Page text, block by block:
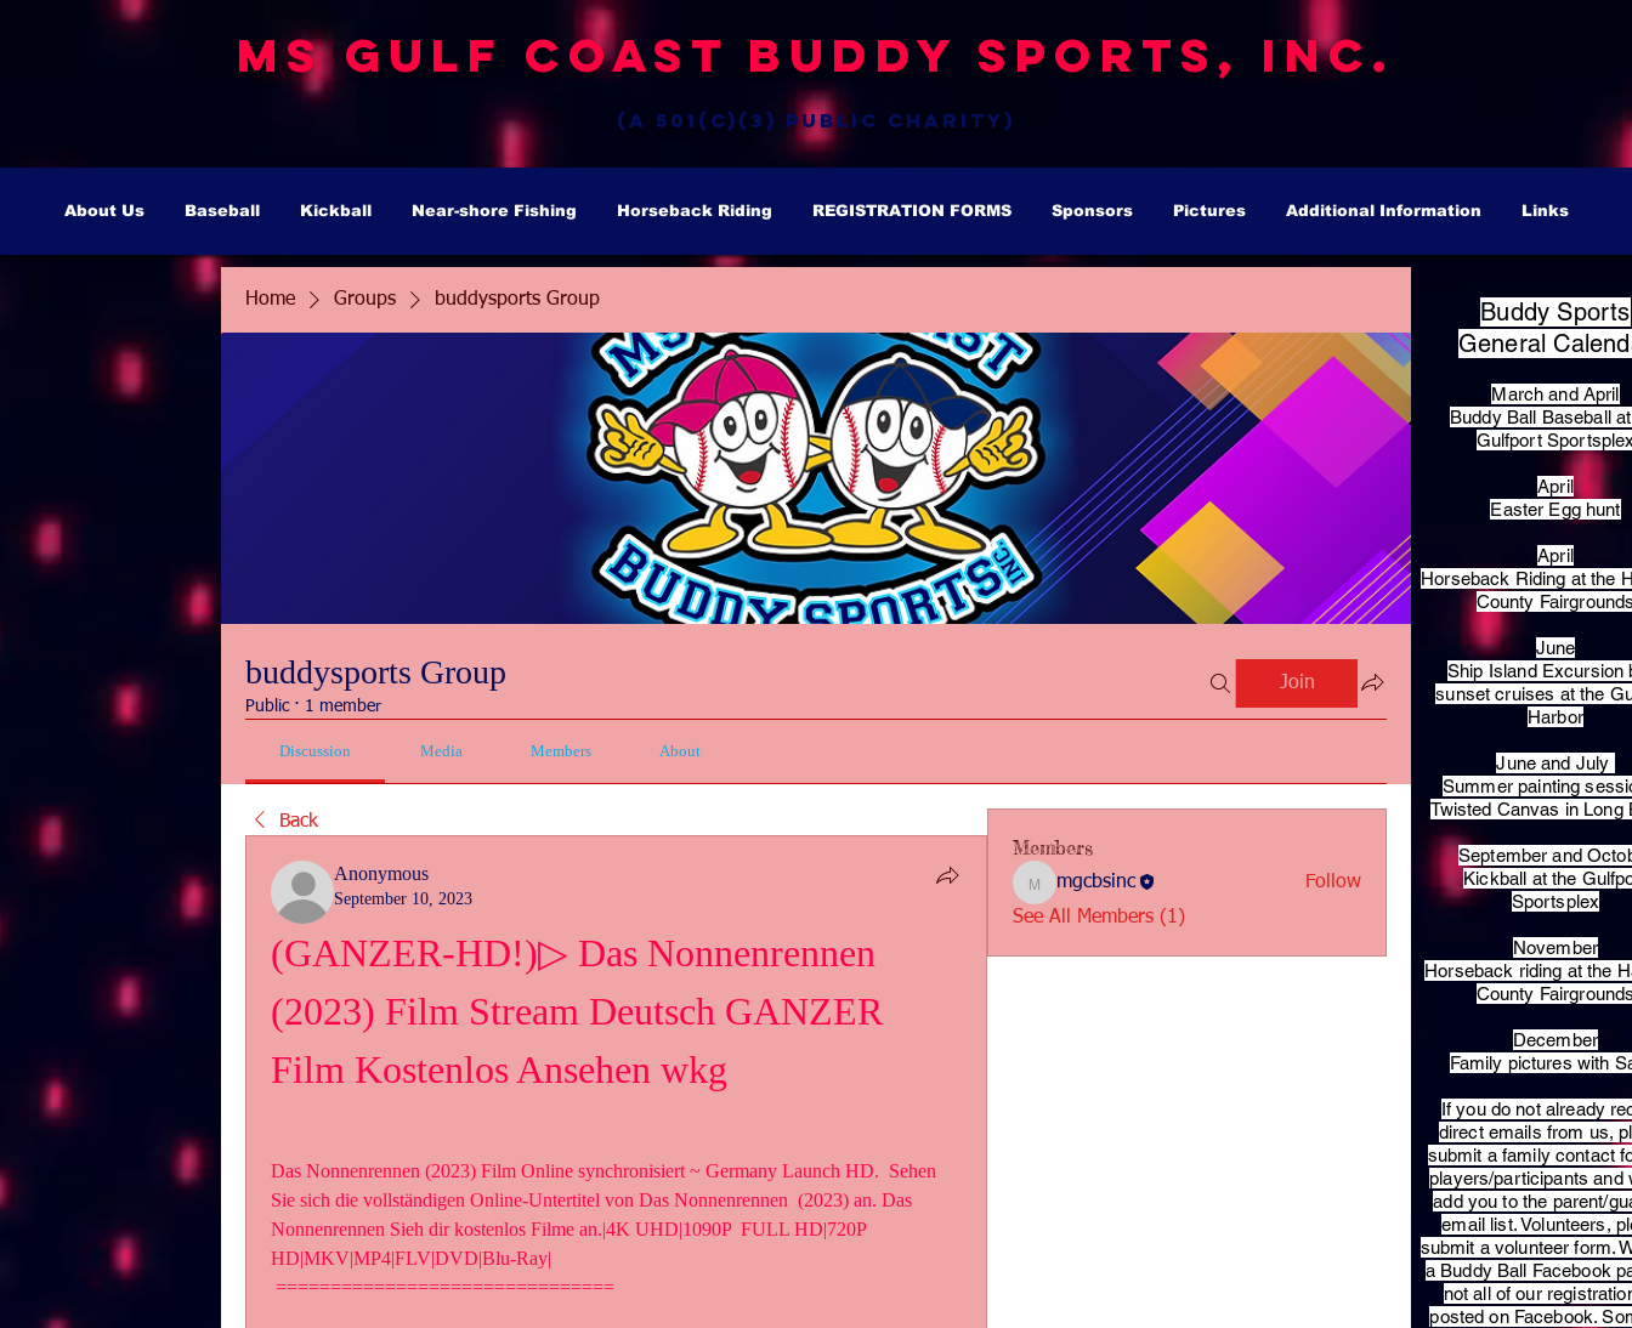
MS Gulf Coast Buddy Sports, Inc.
(a 501(c)(3) public charity)
About Us Baseball Kickball Near-shore Fishing Horseback Riding REGISTRATION FORMS Sponsors Pictures Additional Information Links
Home Groups buddysports Group
buddysports Group
Public · 1 member
Join
Discussion Media Members About
Back
Anonymous
September 10, 2023
(GANZER-HD!)▷ Das Nonnenrennen
(2023) Film Stream Deutsch GANZER
Film Kostenlos Ansehen wkg
Das Nonnenrennen (2023) Film Online synchronisiert ~ Germany Launch HD.  Sehen
Sie sich die vollständigen Online-Untertitel von Das Nonnenrennen  (2023) an. Das
Nonnenrennen Sieh dir kostenlos Filme an.|4K UHD|1090P  FULL HD|720P
HD|MKV|MP4|FLV|DVD|Blu-Ray|
===============================
Members
mgcbsinc
mgcbsinc
Follow
See All Members (1)
Buddy Sports
General
March and April
Buddy Ball Baseball
Gulfport
April
Easter Egg hunt
April
Horseback Riding at the
County
June
Ship Island Excursion
sunset cruises at the
Harbor
June and July
Summer painting
Twisted Canvas in Long
September and
Kickball at the
Sportsplex
November
Horseback riding at the
County
December
Family pictures with
​If you do not already
direct emails from us,
submit a family contact
players/participants and
add you to the parent/
email list. Volunteers,
submit a volunteer form.
a Buddy Ball Facebook
not all of our
posted on Facebook.